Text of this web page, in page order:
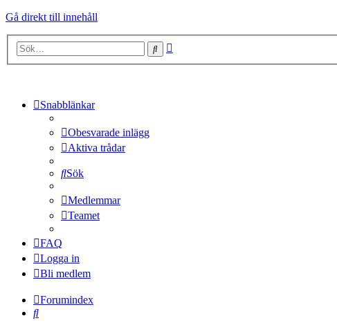
Gå direkt till innehåll
Sök
Snabblänkar
Obesvarade inlägg
Aktiva trådar
Sök
Medlemmar
Teamet
FAQ
Logga in
Bli medlem
Forumindex
Sök